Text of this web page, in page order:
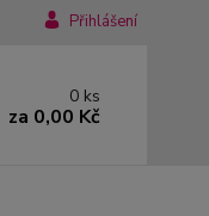
Přihlášení
0 ks
za 0,00 Kč